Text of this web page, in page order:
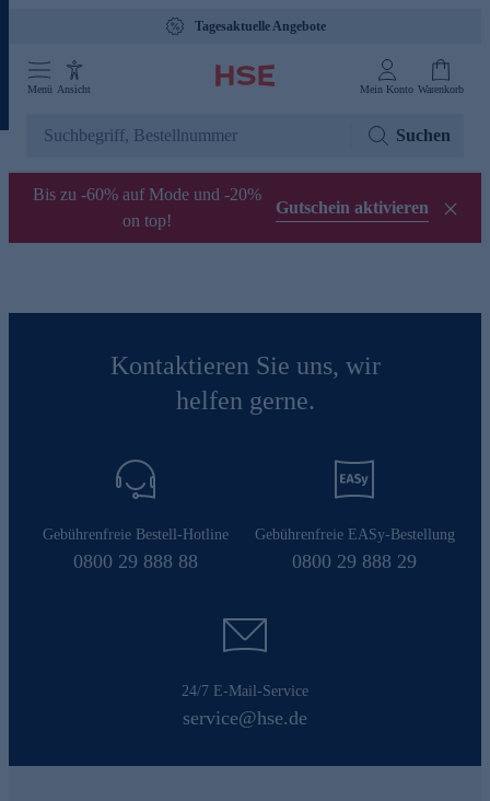
Tagesaktuelle Angebote
Menü Ansicht Mein Konto Warenkorb
Suchen
Bis zu -60% auf Mode und -20%
on top!
Gutschein aktivieren
Kontaktieren Sie uns, wir
helfen gerne.
Gebührenfreie Bestell-Hotline
0800 29 888 88
Gebührenfreie EASy-Bestellung
0800 29 888 29
24/7 E-Mail-Service
service@hse.de